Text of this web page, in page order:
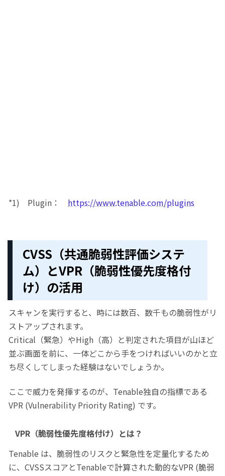
*1) Plugin： https://www.tenable.com/plugins
CVSS（共通脆弱性評価システ
ム） とVPR（脆弱性優先度格付
け）の活用
スキャンを実行すると、時には数百、数千もの脆弱性がリ
ストアップされます。
Critical（緊急）やHigh（高）と判定された項目が山ほど
並ぶ画面を前に、一体どこから手をつければいいのかと立
ち尽くしてしまった経験はないでしょうか。
ここで威力を発揮するのが、Tenable独自の指標である
VPR (Vulnerability Priority Rating) です。
VPR（脆弱性優先度格付け）とは？
Tenable は、脆弱性のリスクと緊急性を定量化するため
に、CVSSスコアとTenableで計算された動的なVPR (脆弱